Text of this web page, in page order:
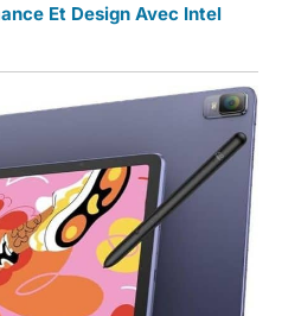
Et Design Avec Intel